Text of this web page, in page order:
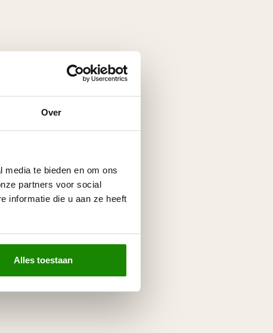
Over
te bieden en om ons
partners voor social
informatie die u aan ze heeft
Alles toestaan